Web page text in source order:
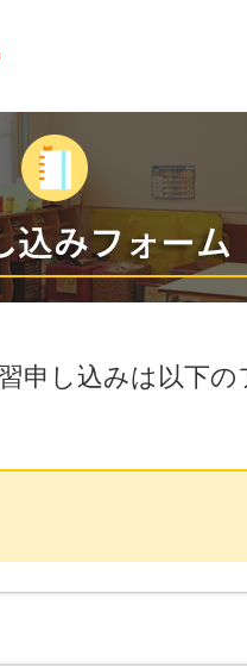
申し込みは以下の